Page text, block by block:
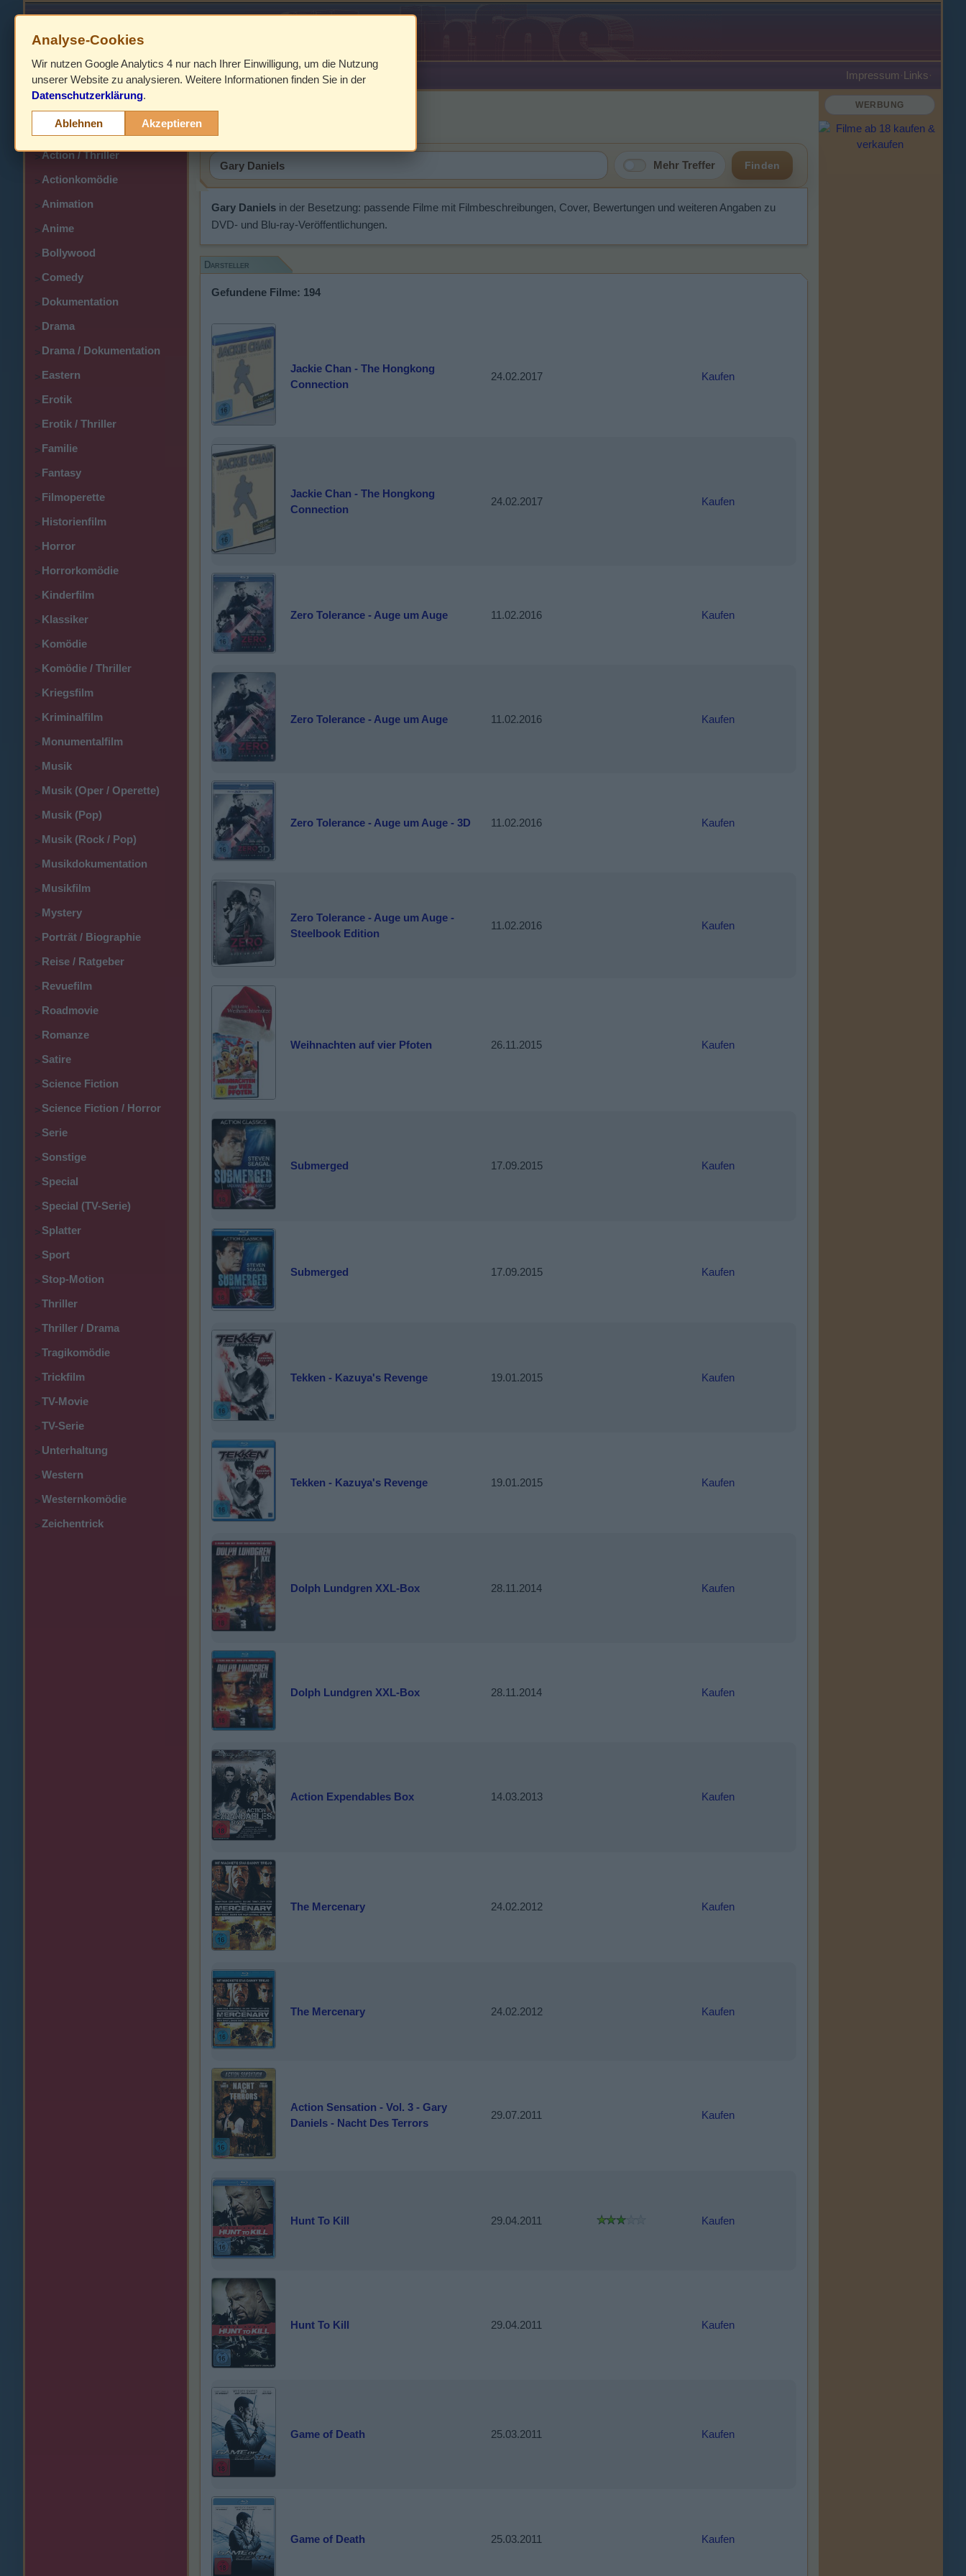
HOME Impressum ·Links·
>
> Action
>Action / Thriller
>Actionkomödie
>Animation
>Anime
>Bollywood
>Comedy
>Dokumentation
>Drama
>Drama / Dokumentation
>Eastern
>Erotik
>Erotik / Thriller
>Familie
>Fantasy
>Filmoperette
>Historienfilm
>Horror
>Horrorkomödie
>Kinderfilm
>Klassiker
>Komödie
>Komödie / Thriller
>Kriegsfilm
>Kriminalfilm
>Monumentalfilm
>Musik
>Musik (Oper / Operette)
>Musik (Pop)
>Musik (Rock / Pop)
>Musikdokumentation
>Musikfilm
>Mystery
>Porträt / Biographie
>Reise / Ratgeber
>Revuefilm
>Roadmovie
>Romanze
>Satire
>Science Fiction
>Science Fiction / Horror
>Serie
>Sonstige
>Special
>Special (TV-Serie)
>Splatter
>Sport
>Stop-Motion
>Thriller
>Thriller / Drama
>Tragikomödie
>Trickfilm
>TV-Movie
>TV-Serie
>Unterhaltung
>Western
>Westernkomödie
>Zeichentrick
Gary Daniels
Mehr Treffer Finden
Gary Daniels in der Besetzung: passende Filme mit Filmbeschreibungen, Cover, Bewertungen und weiteren Angaben zu
DVD- und Blu-ray-Veröffentlichungen.
Darsteller
Gefundene Filme: 194
Jackie Chan - The Hongkong
Connection
24.02.2017 Kaufen
Jackie Chan - The Hongkong
Connection
24.02.2017 Kaufen
Zero Tolerance - Auge um Auge 11.02.2016 Kaufen
Zero Tolerance - Auge um Auge 11.02.2016 Kaufen
Zero Tolerance - Auge um Auge - 3D 11.02.2016 Kaufen
Zero Tolerance - Auge um Auge -
Steelbook Edition
11.02.2016 Kaufen
Weihnachten auf vier Pfoten 26.11.2015 Kaufen
Submerged 17.09.2015 Kaufen
Submerged 17.09.2015 Kaufen
Tekken - Kazuya's Revenge 19.01.2015 Kaufen
Tekken - Kazuya's Revenge 19.01.2015 Kaufen
Dolph Lundgren XXL-Box 28.11.2014 Kaufen
Dolph Lundgren XXL-Box 28.11.2014 Kaufen
Action Expendables Box 14.03.2013 Kaufen
The Mercenary 24.02.2012 Kaufen
The Mercenary 24.02.2012 Kaufen
Action Sensation - Vol. 3 - Gary
Daniels - Nacht Des Terrors
29.07.2011 Kaufen
Hunt To Kill 29.04.2011 Kaufen
Hunt To Kill 29.04.2011 Kaufen
Game of Death 25.03.2011 Kaufen
Game of Death 25.03.2011 Kaufen
WERBUNG
Analyse-Cookies
Wir nutzen Google Analytics 4 nur nach Ihrer Einwilligung, um die Nutzung
unserer Website zu analysieren. Weitere Informationen finden Sie in der
Datenschutzerklärung.
Ablehnen Akzeptieren